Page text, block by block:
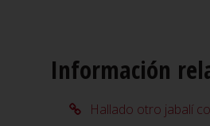
Información
Hallado otro jabalí